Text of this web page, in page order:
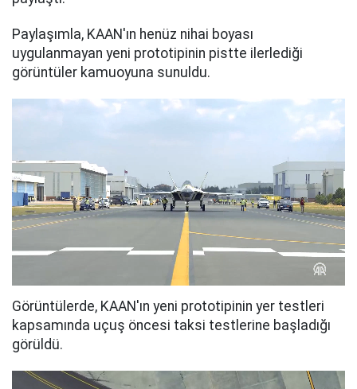
Paylaşımla, KAAN'ın henüz nihai boyası
uygulanmayan yeni prototipinin pistte ilerlediği
görüntüler kamuoyuna sunuldu.
Görüntülerde, KAAN'ın yeni prototipinin yer testleri
kapsamında uçuş öncesi taksi testlerine başladığı
görüldü.